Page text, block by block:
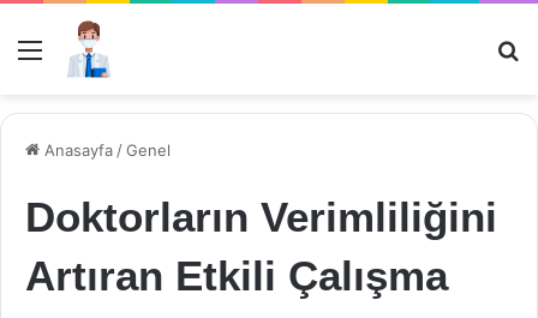
Menü
Anasayfa /Genel
Doktorların Verimliliğini
Artıran Etkili Çalışma